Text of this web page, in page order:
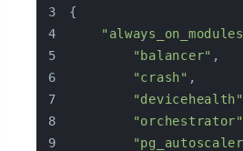
{
"balancer" ,
"crash" ,
"devicehealth"
"orchestrator"